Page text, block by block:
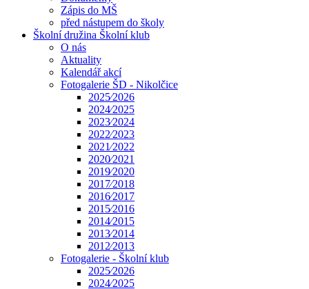
Zápis do MŠ
před nástupem do školy
Školní družina Školní klub
O nás
Aktuality
Kalendář akcí
Fotogalerie ŠD - Nikolčice
2025⁄2026
2024⁄2025
2023⁄2024
2022⁄2023
2021⁄2022
2020⁄2021
2019⁄2020
2017⁄2018
2016⁄2017
2015⁄2016
2014⁄2015
2013⁄2014
2012⁄2013
Fotogalerie - Školní klub
2025⁄2026
2024⁄2025